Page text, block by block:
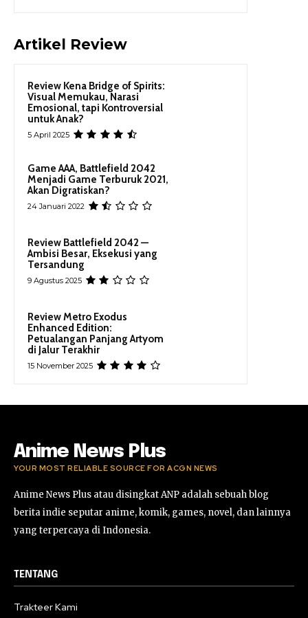
Artikel Review
Review Kena Bridge of Spirits:
Visual Memukau, Narasi
Emosional, tapi Kontroversial
untuk Anak?
5 April 2025
Game AAA, Battlefield 2042
Menjadi Game Terburuk 2021,
Akan Digratiskan?
24 Januari 2022
Review Battlefield 2042 —
Ambisi Besar, Eksekusi yang
Tersandung
9 Agustus 2025
Review Metro Exodus
Enhanced Edition:
Petualangan Panjang Artyom
di Jalur Terakhir
15 November 2025
Anime News Plus
YOUR MOST RELIABLE SOURCE FOR ACGN NEWS
Anime News Plus atau disingkat ANP adalah sebuah blog
berita indie seputar anime, komik, games, novel, dan lainnya
yang terpercaya di Indonesia.
TENTANG
Trakteer Kami